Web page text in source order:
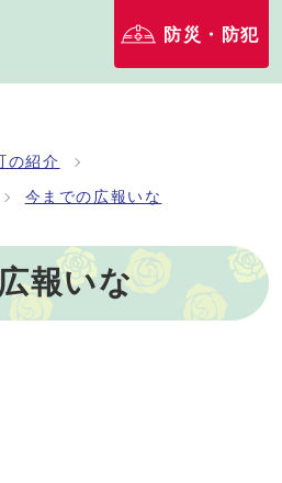
防災・防犯
の紹介
今までの広報いな
報いな